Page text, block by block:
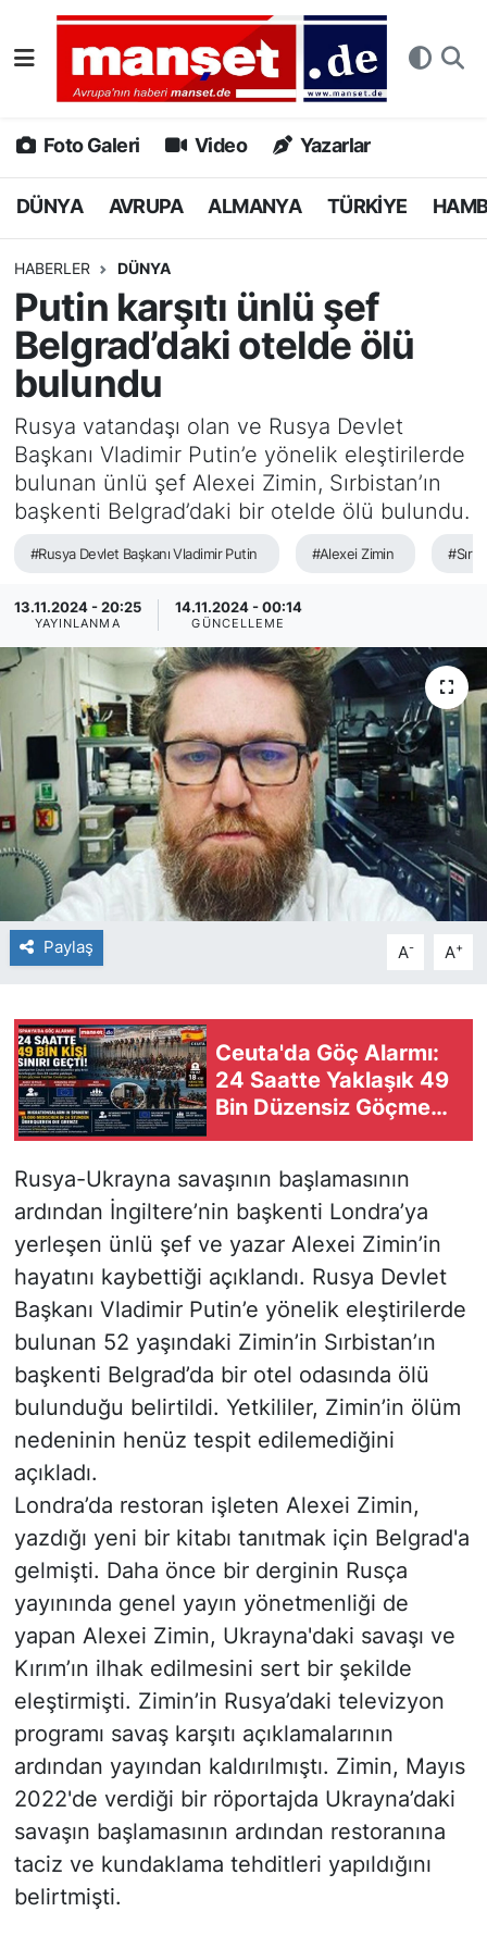
Foto Galeri Video Yazarlar
DÜNYA AVRUPA ALMANYA TÜRKİYE
HABERLER DÜNYA
Putin karşıtı ünlü şef
Belgrad’daki otelde ölü
bulundu
Rusya vatandaşı olan ve Rusya Devlet
Başkanı Vladimir Putin’e yönelik eleştirilerde
bulunan ünlü şef Alexei Zimin, Sırbistan’ın
başkenti Belgrad’daki bir otelde ölü bulundu.
#Rusya Devlet Başkanı Vladimir Putin #Alexei Zimin
13.11.2024 - 20:25
YAYINLANMA
14.11.2024 - 00:14
GÜNCELLEME
Paylaş A- A+
Ceuta'da Göç Alarmı:
24 Saatte Yaklaşık 49
Bin Düzensiz Göçmen
Sınırı Geçti
Rusya-Ukrayna savaşının başlamasının
ardından İngiltere’nin başkenti Londra’ya
yerleşen ünlü şef ve yazar Alexei Zimin’in
hayatını kaybettiği açıklandı. Rusya Devlet
Başkanı Vladimir Putin’e yönelik eleştirilerde
bulunan 52 yaşındaki Zimin’in Sırbistan’ın
başkenti Belgrad’da bir otel odasında ölü
bulunduğu belirtildi. Yetkililer, Zimin’in ölüm
nedeninin henüz tespit edilemediğini
açıkladı.
Londra’da restoran işleten Alexei Zimin,
yazdığı yeni bir kitabı tanıtmak için Belgrad'a
gelmişti. Daha önce bir derginin Rusça
yayınında genel yayın yönetmenliği de
yapan Alexei Zimin, Ukrayna'daki savaşı ve
Kırım’ın ilhak edilmesini sert bir şekilde
eleştirmişti. Zimin’in Rusya’daki televizyon
programı savaş karşıtı açıklamalarının
ardından yayından kaldırılmıştı. Zimin, Mayıs
2022'de verdiği bir röportajda Ukrayna’daki
savaşın başlamasının ardından restoranına
taciz ve kundaklama tehditleri yapıldığını
belirtmişti.
DÜNYA
AVRUPA
ALMANYA
HAMBURG
SPOR
DEUTSCH
EKONOMİ
SİYASET
Nöbetçi Eczaneler
Hava Durumu
Namaz Vakitleri
Puan Durumu ve Fikstür
Tüm Manşetler
Son Dakika Haberleri
Haber Arşivi